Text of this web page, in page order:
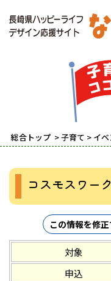
総合トップ >子育て > イ
コスモスワー
この情報を修
対象
申込